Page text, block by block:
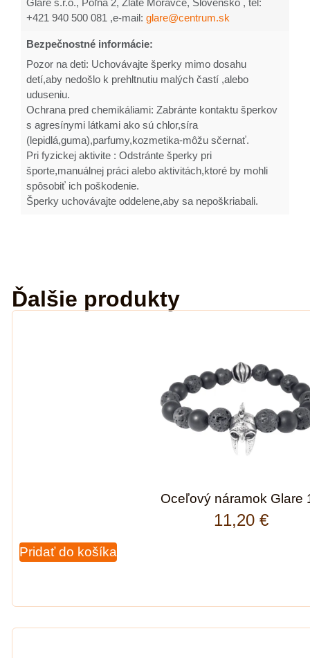
Glare s.r.o., Poľná 2, Zlaté Moravce, Slovensko , tel:
+421 940 500 081 ,e-mail: glare@centrum.sk
Bezpečnostné informácie:
Pozor na deti: Uchovávajte šperky mimo dosahu
detí,aby nedošlo k prehltnutiu malých častí ,alebo
uduseniu.
Ochrana pred chemikáliami: Zabránte kontaktu šperkov
s agresínymi látkami ako sú chlor,síra
(lepidlá,guma),parfumy,kozmetika-môžu sčernať.
Pri fyzickej aktivite : Odstránte šperky pri
športe,manuálnej práci alebo aktivitách,ktoré by mohli
spôsobiť ich poškodenie.
Šperky uchovávajte oddelene,aby sa nepoškriabali.
Ďalšie produkty
Oceľový náramok Glare
11,20 €
Pridať do košíka